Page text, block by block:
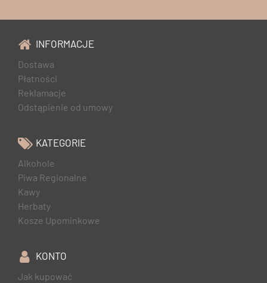
INFORMACJE
Dostawa
Płatności
Reklamacje
Odstąpienie od umowy
KATEGORIE
Alkohole
Piwa Regionalne
Kawy
Herbaty
Kosze Upominkowe
KONTO
Jak kupować